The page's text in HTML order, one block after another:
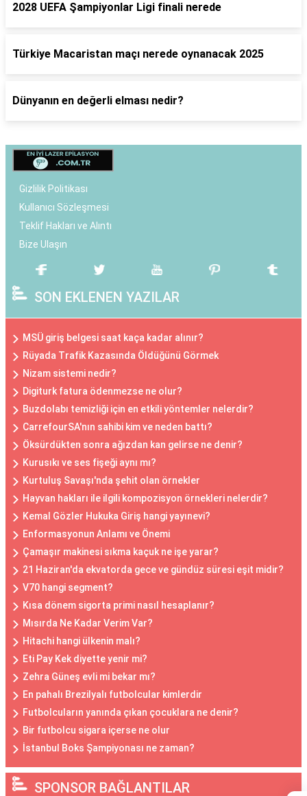
2028 UEFA Şampiyonlar Ligi finali nerede
Türkiye Macaristan maçı nerede oynanacak 2025
Dünyanın en değerli elması nedir?
Gizlilik Politikası
Kullanıcı Sözleşmesi
Teklif Hakları ve Alıntı
Bize Ulaşın
SON EKLENEN YAZILAR
MSÜ giriş belgesi saat kaça kadar alınır?
Rüyada Trafik Kazasında Öldüğünü Görmek
Nizam sistemi nedir?
Digiturk fatura ödenmezse ne olur?
Buzdolabı temizliği için en etkili yöntemler nelerdir?
CarrefourSA'nın sahibi kim ve neden battı?
Öksürdükten sonra ağızdan kan gelirse ne denir?
Kurusıkı ve ses fişeği aynı mı?
Kurtuluş Savaşı'nda şehit olan örnekler
Hayvan hakları ile ilgili kompozisyon örnekleri nelerdir?
Kemal Gözler Hukuka Giriş hangi yayınevi?
Enformasyonun Anlamı ve Önemi
Çamaşır makinesi sıkma kaçuk ne işe yarar?
21 Haziran'da ekvatorda gece ve gündüz süresi eşit midir?
V70 hangi segment?
Kısa dönem sigorta primi nasıl hesaplanır?
Mısırda Ne Kadar Verim Var?
Hitachi hangi ülkenin malı?
Eti Pay Kek diyette yenir mi?
Zehra Güneş evli mi bekar mı?
En pahalı Brezilyalı futbolcular kimlerdir
Futbolcuların yanında çıkan çocuklara ne denir?
Bir futbolcu sigara içerse ne olur
İstanbul Boks Şampiyonası ne zaman?
SPONSOR BAĞLANTILAR